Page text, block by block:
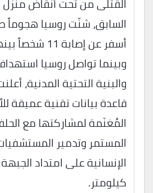
السابق، شنّت روسيا هجوماً
أسفر عن
وبينما تواصل روسيا
والبنية التحتية المدنية،
قاعدة بيانات تقنية عميقة
المُغنَمة لمشاركتها مع
المستمر وتدمير
الإنسانية على امتداد
كيلومتر.